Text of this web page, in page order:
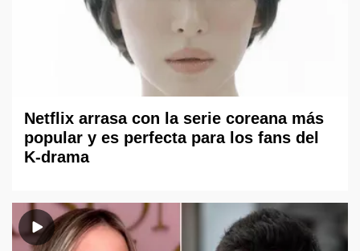
Netflix arrasa con la serie coreana más
popular y es perfecta para los fans del
K-drama